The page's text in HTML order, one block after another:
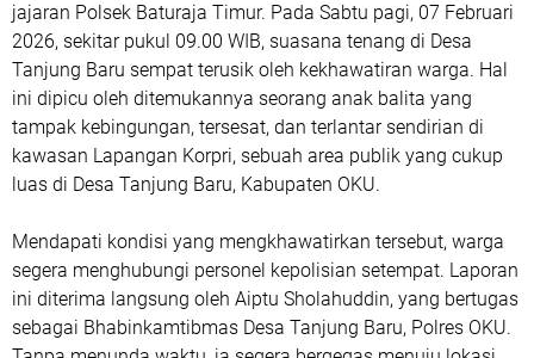
jajaran Polsek Baturaja Timur. Pada Sabtu pagi, 07 Februari
2026, sekitar pukul 09.00 WIB, suasana tenang di Desa
Tanjung Baru sempat terusik oleh kekhawatiran warga. Hal
ini dipicu oleh ditemukannya seorang anak balita yang
tampak kebingungan, tersesat, dan terlantar sendirian di
kawasan Lapangan Korpri, sebuah area publik yang cukup
luas di Desa Tanjung Baru, Kabupaten OKU.
Mendapati kondisi yang mengkhawatirkan tersebut, warga
segera menghubungi personel kepolisian setempat. Laporan
ini diterima langsung oleh Aiptu Sholahuddin, yang bertugas
sebagai Bhabinkamtibmas Desa Tanjung Baru, Polres OKU.